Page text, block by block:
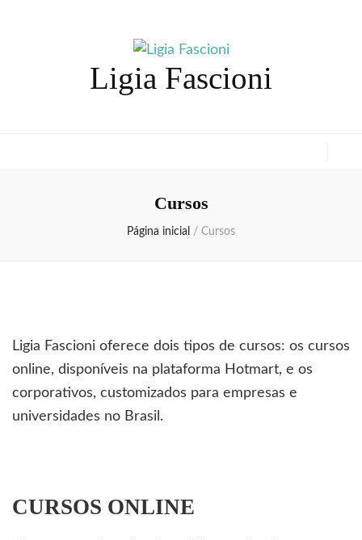
Ligia Fascioni
Cursos
Página inicial / Cursos
Ligia Fascioni oferece dois tipos de cursos: os cursos
online, disponíveis na plataforma Hotmart, e os
corporativos, customizados para empresas e
universidades no Brasil.
CURSOS ONLINE